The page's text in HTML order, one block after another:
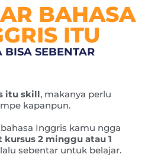
BAHASA
ITU
BISA SEBENTAR
itu skill, makanya perlu
kapanpun.
Inggris kamu ngga
2 minggu atau 1
sebentar untuk belajar.